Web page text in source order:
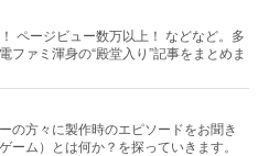
ページビュー数万以上！ などなど。多
ファミ渾身の“殿堂入り”記事をまとめま
の方々に製作時のエピソードをお聞き
ーム）とは何か？を探っていきます。